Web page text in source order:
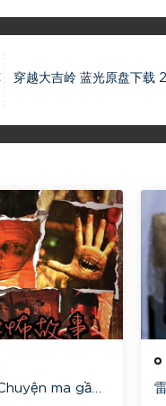
穿越大吉岭 蓝光原盘下
ma gần